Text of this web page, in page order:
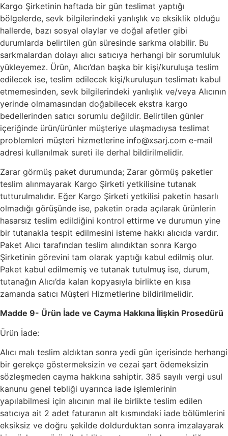
Kargo Şirketinin haftada bir gün teslimat yaptığı
bölgelerde, sevk bilgilerindeki yanlışlık ve eksiklik olduğu
hallerde, bazı sosyal olaylar ve doğal afetler gibi
durumlarda belirtilen gün süresinde sarkma olabilir. Bu
sarkmalardan dolayı alıcı satıcıya herhangi bir sorumluluk
yükleyemez. Ürün, Alıcı’dan başka bir kişi/kuruluşa teslim
edilecek ise, teslim edilecek kişi/kuruluşun teslimatı kabul
etmemesinden, sevk bilgilerindeki yanlışlık ve/veya Alıcının
yerinde olmamasından doğabilecek ekstra kargo
bedellerinden satıcı sorumlu değildir. Belirtilen günler
içeriğinde ürün/ürünler müşteriye ulaşmadıysa teslimat
problemleri müşteri hizmetlerine info@xsarj.com e-mail
adresi kullanılmak sureti ile derhal bildirilmelidir.
Zarar görmüş paket durumunda; Zarar görmüş paketler
teslim alınmayarak Kargo Şirketi yetkilisine tutanak
tutturulmalıdır. Eğer Kargo Şirketi yetkilisi paketin hasarlı
olmadığı görüşünde ise, paketin orada açılarak ürünlerin
hasarsız teslim edildiğini kontrol ettirme ve durumun yine
bir tutanakla tespit edilmesini isteme hakkı alıcıda vardır.
Paket Alıcı tarafından teslim alındıktan sonra Kargo
Şirketinin görevini tam olarak yaptığı kabul edilmiş olur.
Paket kabul edilmemiş ve tutanak tutulmuş ise, durum,
tutanağın Alıcı’da kalan kopyasıyla birlikte en kısa
zamanda satıcı Müşteri Hizmetlerine bildirilmelidir.
Madde 9- Ürün İade ve Cayma Hakkına İlişkin Prosedürü
Ürün İade:
Alıcı malı teslim aldıktan sonra yedi gün içerisinde herhangi
bir gerekçe göstermeksizin ve cezai şart ödemeksizin
sözleşmeden cayma hakkına sahiptir. 385 sayılı vergi usul
kanunu genel tebliği uyarınca iade işlemlerinin
yapılabilmesi için alıcının mal ile birlikte teslim edilen
satıcıya ait 2 adet faturanın alt kısmındaki iade bölümlerini
eksiksiz ve doğru şekilde doldurduktan sonra imzalayarak